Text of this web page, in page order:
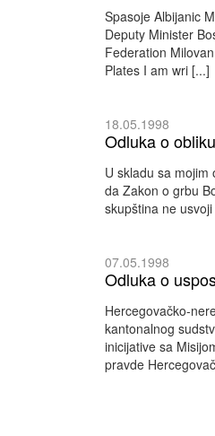
Spasoje Albijanic
Deputy Minister
Federation
Plates I am wri [...]
18.05.1998
Odluka o
U skladu sa
da Zakon o grbu
skupština ne
07.05.1998
Odluka o
Hercegovačko-
kantonalnog
inicijative sa
pravde